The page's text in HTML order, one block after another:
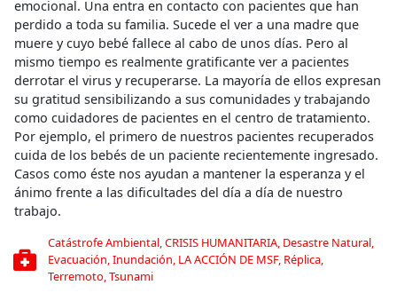
emocional. Una entra en contacto con pacientes que han
perdido a toda su familia. Sucede el ver a una madre que
muere y cuyo bebé fallece al cabo de unos días. Pero al
mismo tiempo es realmente gratificante ver a pacientes
derrotar el virus y recuperarse. La mayoría de ellos expresan
su gratitud sensibilizando a sus comunidades y trabajando
como cuidadores de pacientes en el centro de tratamiento.
Por ejemplo, el primero de nuestros pacientes recuperados
cuida de los bebés de un paciente recientemente ingresado.
Casos como éste nos ayudan a mantener la esperanza y el
ánimo frente a las dificultades del día a día de nuestro
trabajo.
Catástrofe Ambiental,CRISIS HUMANITARIA, Desastre Natural,
Evacuación,Inundación, LA ACCIÓN DE MSF, Réplica,
Terremoto,Tsunami